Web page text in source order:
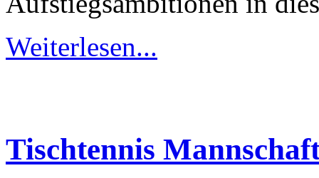
Weiterlesen...
Tischtennis